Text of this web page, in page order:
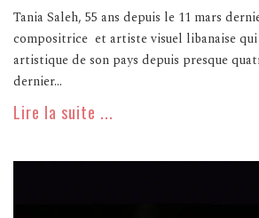
Tania Saleh, 55 ans depuis le 11 mars
compositrice et artiste visuel libanaise qui
artistique de son pays depuis presque
dernier...
Lire la suite ...